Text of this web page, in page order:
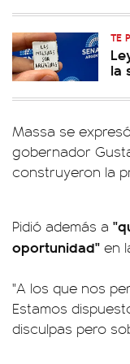
TE
la
Massa se
gobernador
construyeron la
Pidió además a
oportunidad" en
"A los que nos
Estamos
disculpas pero